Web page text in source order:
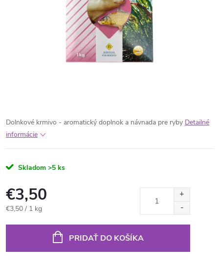
Dolnkové krmivo - aromatický doplnok a návnada pre ryby Detailné
informácie
Skladom >5 ks
€3,50
Jednotková
€3,50 / 1 kg
PRIDAŤ DO KOŠÍKA